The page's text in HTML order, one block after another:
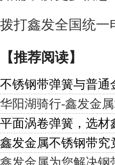
拨打鑫发全国统一
【推荐阅读】
不锈钢带弹簧与普通
华阳湖骑行-鑫发金
平面涡卷弹簧，选材
鑫发金属不锈钢带究
鑫发金属为您解决钢